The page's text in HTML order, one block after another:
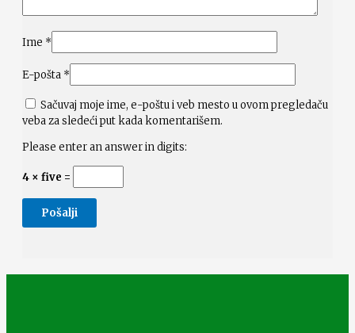
Ime *
E-pošta *
Sačuvaj moje ime, e-poštu i veb mesto u ovom pregledaču
veba za sledeći put kada komentarišem.
Please enter an answer in digits:
4 × five =